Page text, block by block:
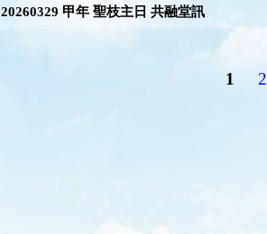
20260329 甲年 聖枝主日 共融堂訊
1 2